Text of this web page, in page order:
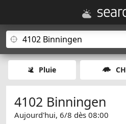
Pluie CH
4102 Binningen
Aujourd'hui, 6/8 dès 08:00